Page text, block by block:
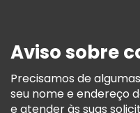
Termos E Informações
Política De Cookies
Freetour Prémios
Aviso sobre
Precisamos de
seu nome e endereço
e atender às suas